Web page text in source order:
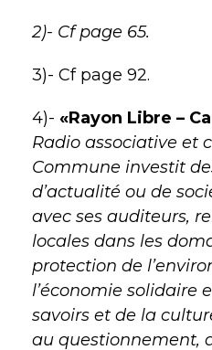
u
i
2)- Cf page 65.
3)- Cf page 92.
4)- «Rayon Libre –
Radio associative et
Commune investit
d’actualité ou de
avec ses auditeurs,
locales dans les
protection de
l’économie solidaire
savoirs et de la
au questionnement,